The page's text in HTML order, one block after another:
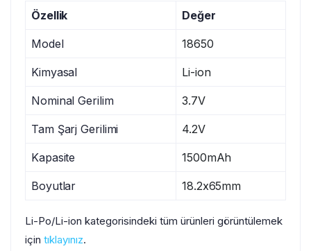
Özellik Değer
Model 18650
Kimyasal Li-ion
Nominal Gerilim 3.7V
Tam Şarj Gerilimi 4.2V
Kapasite 1500mAh
Boyutlar 18.2x65mm
Li-Po/Li-ion kategorisindeki tüm ürünleri görüntülemek
için tıklayınız.